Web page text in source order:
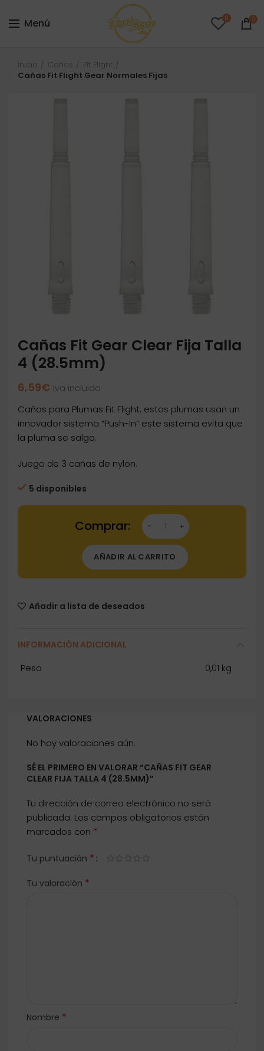
Menú 0 0
Inicio Cañas
Fit Flight
Cañas Fit Flight Gear Normales Fijas
Cañas Fit Gear Clear Fija Talla
4 (28.5mm)
6,59€ Iva incluido
Cañas para Plumas Fit Flight, estas plumas usan un
innovador sistema “Push-In” este sistema evita que
la pluma se salga.
Juego de 3 cañas de nylon.
5 disponibles
Cañas Fit Gear Clear Fija Talla 4 (28.5mm)
AÑADIR AL CARRITO
Añadir a lista de deseados
INFORMACIÓN ADICIONAL
Peso 0,01 kg
VALORACIONES
No hay valoraciones aún.
SÉ EL PRIMERO EN VALORAR “CAÑAS FIT GEAR
CLEAR FIJA TALLA 4 (28.5MM)”
Tu dirección de correo electrónico no será
publicada. Los campos obligatorios están
marcados con *
Tu puntuación *
Tu valoración *
Nombre *